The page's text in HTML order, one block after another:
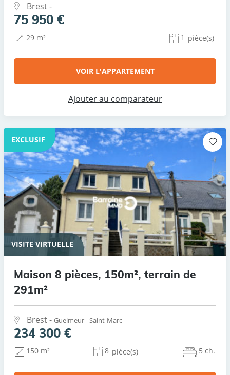
Brest -
75 950 €
29 m² 1 pièce(s)
VOIR L'APPARTEMENT
Ajouter au comparateur
EXCLUSIF
VISITE VIRTUELLE
Maison 8 pièces, 150m², terrain de
291m²
Brest - Guelmeur - Saint-Marc
234 300 €
150 m² 8 pièce(s) 5 ch.